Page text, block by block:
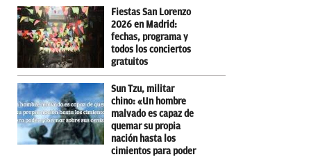
Fiestas San Lorenzo
2026 en Madrid:
fechas, programa y
todos los conciertos
gratuitos
Sun Tzu, militar
chino: «Un hombre
malvado es capaz de
quemar su propia
nación hasta los
cimientos para poder